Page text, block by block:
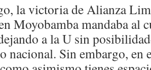
la victoria de Alianza
Moyobamba mandaba al
a la U sin
nacional. Sin embargo, en